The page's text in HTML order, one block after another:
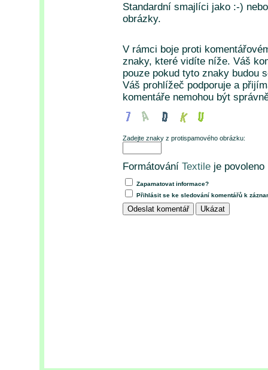
Standardní smajlíci jako :-)
obrázky.
V rámci boje proti
znaky, které vidíte níže. Váš
pouze pokud tyto znaky budou
Váš prohlížeč podporuje a
komentáře nemohou být
Zadejte znaky z protispamového obrázku:
FormátováníTextile je povoleno
Zapamatovat informace?
Přihlásit se ke sledování komentářů k